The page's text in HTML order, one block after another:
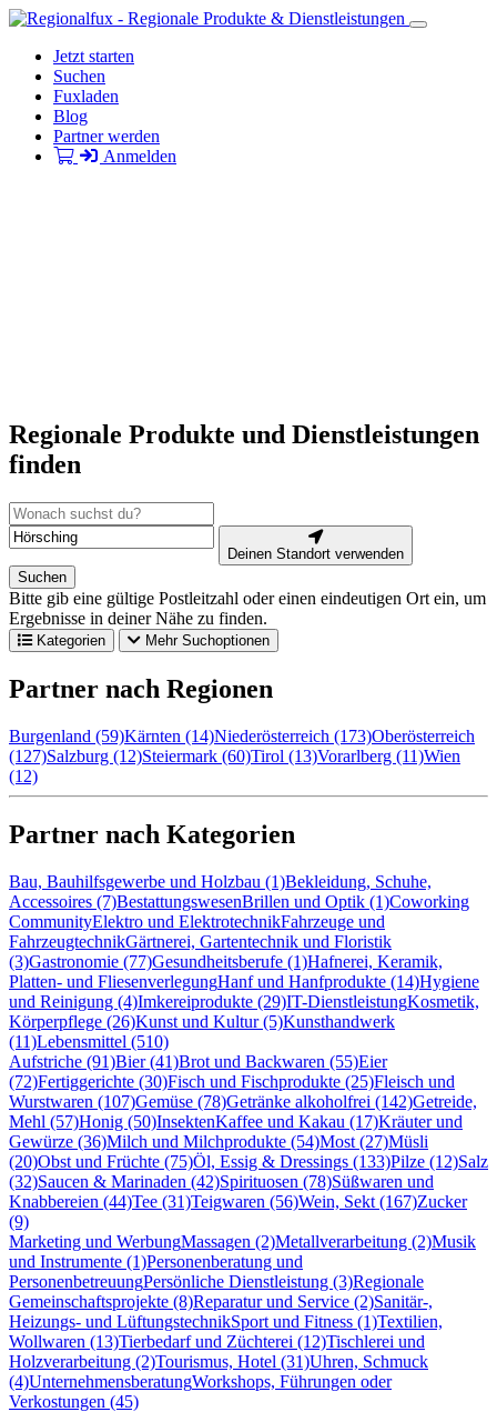
Jetzt starten
Suchen
Fuxladen
Blog
Partner werden
Anmelden
Regionale Produkte und Dienstleistungen
finden
Deinen Standort verwenden
Suchen
Bitte gib eine gültige Postleitzahl oder einen eindeutigen Ort ein, um
Ergebnisse in deiner Nähe zu finden.
Kategorien Mehr Suchoptionen
Partner nach Regionen
Burgenland (59)Kärnten (14)Niederösterreich (173)Oberösterreich
(127)Salzburg (12)Steiermark (60)Tirol (13)Vorarlberg (11)Wien
(12)
Partner nach Kategorien
Bau, Bauhilfsgewerbe und Holzbau (1)Bekleidung, Schuhe,
Accessoires (7)BestattungswesenBrillen und Optik (1)Coworking
CommunityElektro und ElektrotechnikFahrzeuge und
FahrzeugtechnikGärtnerei, Gartentechnik und Floristik
(3)Gastronomie (77)Gesundheitsberufe (1)Hafnerei, Keramik,
Platten- und FliesenverlegungHanf und Hanfprodukte (14)Hygiene
und Reinigung (4)Imkereiprodukte (29)IT-DienstleistungKosmetik,
Körperpflege (26)Kunst und Kultur (5)Kunsthandwerk
(11)Lebensmittel (510)
Aufstriche (91)Bier (41)Brot und Backwaren (55)Eier
(72)Fertiggerichte (30)Fisch und Fischprodukte (25)Fleisch und
Wurstwaren (107)Gemüse (78)Getränke alkoholfrei (142)Getreide,
Mehl (57)Honig (50)InsektenKaffee und Kakau (17)Kräuter und
Gewürze (36)Milch und Milchprodukte (54)Most (27)Müsli
(20)Obst und Früchte (75)Öl, Essig & Dressings (133)Pilze (12)Salz
(32)Saucen & Marinaden (42)Spirituosen (78)Süßwaren und
Knabbereien (44)Tee (31)Teigwaren (56)Wein, Sekt (167)Zucker
(9)
Marketing und WerbungMassagen (2)Metallverarbeitung (2)Musik
und Instrumente (1)Personenberatung und
PersonenbetreuungPersönliche Dienstleistung (3)Regionale
Gemeinschaftsprojekte (8)Reparatur und Service (2)Sanitär-,
Heizungs- und LüftungstechnikSport und Fitness (1)Textilien,
Wollwaren (13)Tierbedarf und Züchterei (12)Tischlerei und
Holzverarbeitung (2)Tourismus, Hotel (31)Uhren, Schmuck
(4)UnternehmensberatungWorkshops, Führungen oder
Verkostungen (45)